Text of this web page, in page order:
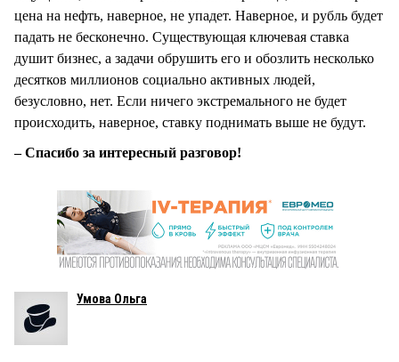
цена на нефть, наверное, не упадет. Наверное, и рубль будет
падать не бесконечно. Существующая ключевая ставка
душит бизнес, а задачи обрушить его и обозлить несколько
десятков миллионов социально активных людей,
безусловно, нет. Если ничего экстремального не будет
происходить, наверное, ставку поднимать выше не будут.
– Спасибо за интересный разговор!
Умова Ольга